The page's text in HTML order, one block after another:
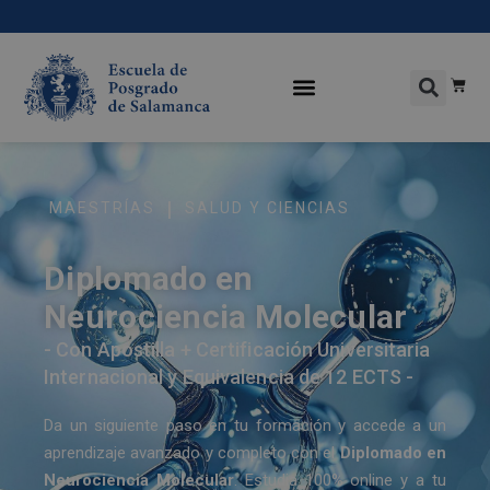
MAESTRÍAS SALUD Y CIENCIAS
Diplomado en
Neurociencia Molecular
- Con Apostilla + Certificación Universitaria
Internacional y Equivalencia de 12 ECTS -
Da un siguiente paso en tu formación y accede a un
aprendizaje avanzado y completo con elDiplomado en
Neurociencia Molecular. Estudia 100% online y a tu